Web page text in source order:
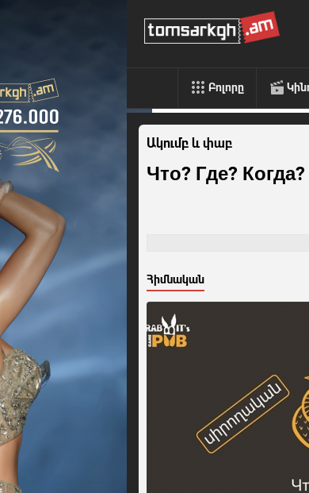
Բոլորը
Ակումբ և փաբ
Что? Где?
Հիմնական